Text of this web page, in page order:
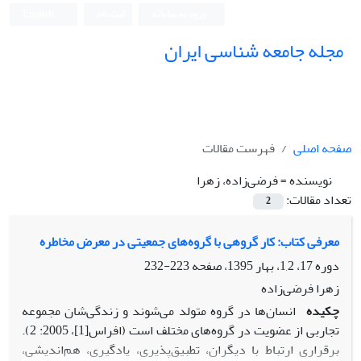
مجله جامعه شناسی ایران
صفحه اصلی
فهرست مقالات
نویسنده =فرضی‌زاده، زهرا
تعداد مقالات:
2
معرفی کتاب: کار گروهی با گروه‌های جمعیتی در معرض مخاطره
دوره 17، 1,2، بهار 1395، صفحه
223-232
زهرا فرضی‌زاده
چکیده انسان‌ها در گروه متولد می‌شوند و زندگی‌شان مجموعه
تجاربی از عضویت در گروه‌های مختلف است (افراس[1]، 2005: 2).
برقراری ارتباط با دیگران، تطبیق‌پذیری، یادگیری، هم‌اندیشی،